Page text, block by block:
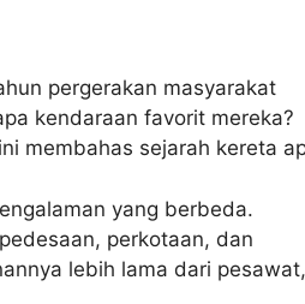
pergerakan masyarakat
kendaraan favorit mereka?
membahas sejarah kereta
yang berbeda.
perkotaan, dan
lebih lama dari pesawat,